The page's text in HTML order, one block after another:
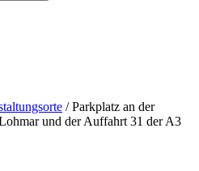
/Parkplatz an der
und der Auffahrt 31 der A3